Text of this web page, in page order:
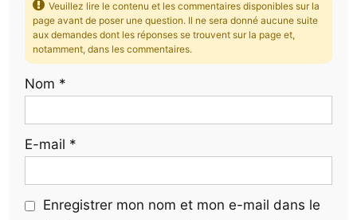
Veuillez lire le contenu et les commentaires disponibles sur la
page avant de poser une question. Il ne sera donné aucune suite
aux demandes dont les réponses se trouvent sur la page et,
notamment, dans les commentaires.
Nom *
E-mail *
Enregistrer mon nom et mon e-mail dans le